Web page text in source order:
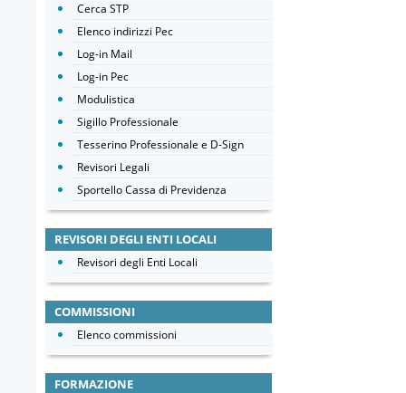
Cerca STP
Elenco indirizzi Pec
Log-in Mail
Log-in Pec
Modulistica
Sigillo Professionale
Tesserino Professionale e D-Sign
Revisori Legali
Sportello Cassa di Previdenza
REVISORI DEGLI ENTI LOCALI
Revisori degli Enti Locali
COMMISSIONI
Elenco commissioni
FORMAZIONE